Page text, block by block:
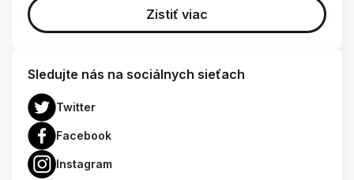
Zistiť viac
Sledujte nás na sociálnych sieťach
Twitter
Facebook
Instagram